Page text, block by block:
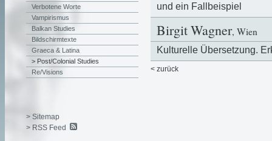
und ein Fallbeispiel
Birgit Wagner, Wien
Kulturelle Übersetzung.
< zurück
Verbotene Worte
Vampirismus
Balkan Studies
Bildschirmtexte
Graeca & Latina
> Post/Colonial Studies
Re/Visions
> Sitemap
> RSS Feed